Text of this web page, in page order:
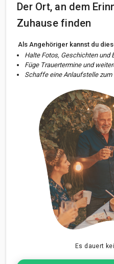
Der Ort, an dem
Zuhause finden
Als Angehöriger kannst du
Halte Fotos, Geschichten und
Füge Trauertermine und
Schaffe eine Anlaufstelle zum
Es dauert